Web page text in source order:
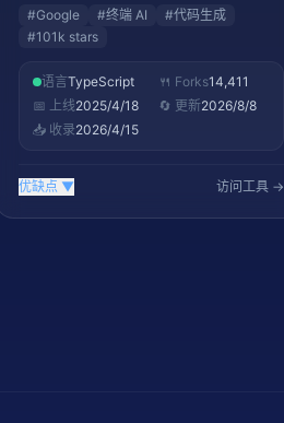
生态开发者在终端的首选 AI 工具
#Google #终端 AI #代码生成
#101k stars
语言TypeScript 🍴 Forks14,411
📅 上线2025/4/18 🔄 更新2026/8/8
📥 收录2026/4/15
优缺点 ▼ 访问工具 →